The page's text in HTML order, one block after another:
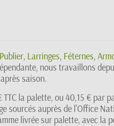
Publier, Larringes, Féternes,
nous travaillons
saison.
la palette, ou 40,15 € par
sourcés auprès de l'Office
livrée sur palette, avec la